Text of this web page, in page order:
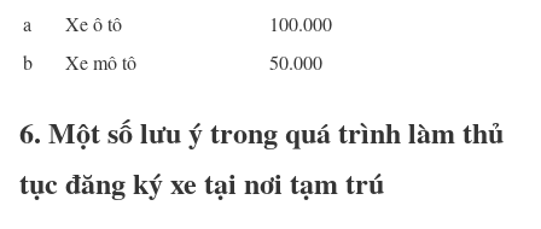
a
Xe ô tô
100.000
b
Xe mô tô 50.000
6. Một số lưu ý trong quá trình làm thủ
tục đăng ký xe tại nơi tạm trú